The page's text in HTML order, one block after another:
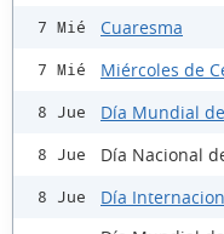
7 Mié Cuaresma
7 Mié Miércoles de
8 Jue Día Mundial
8 Jue Día Nacional
8 Jue Día